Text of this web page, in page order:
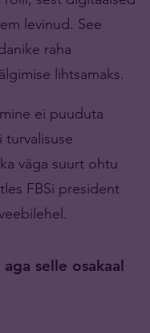
levinud. See
raha
lihtsamaks.
ei puuduta
turvalisuse
väga suurt ohtu
FBSi president
selle osakaal